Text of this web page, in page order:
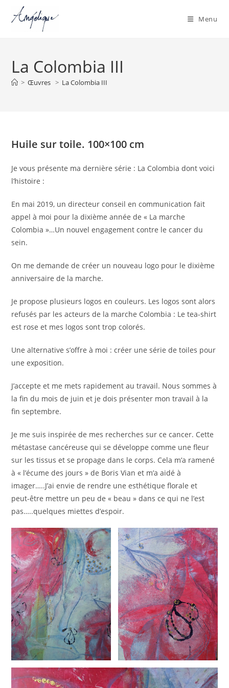
content
Menu
La Colombia III
> Œuvres > La Colombia III
Huile sur toile. 100×100 cm
Je vous présente ma dernière série : La Colombia dont voici
l’histoire :
En mai 2019, un directeur conseil en communication fait
appel à moi pour la dixième année de « La marche
Colombia »…Un nouvel engagement contre le cancer du
sein.
On me demande de créer un nouveau logo pour le dixième
anniversaire de la marche.
Je propose plusieurs logos en couleurs. Les logos sont alors
refusés par les acteurs de la marche Colombia : Le tea-shirt
est rose et mes logos sont trop colorés.
Une alternative s’offre à moi : créer une série de toiles pour
une exposition.
J’accepte et me mets rapidement au travail. Nous sommes à
la fin du mois de juin et je dois présenter mon travail à la
fin septembre.
Je me suis inspirée de mes recherches sur ce cancer. Cette
métastase cancéreuse qui se développe comme une fleur
sur les tissus et se propage dans le corps. Cela m’a ramené
à « l’écume des jours » de Boris Vian et m’a aidé à
imager…..J’ai envie de rendre une esthétique florale et
peut-être mettre un peu de « beau » dans ce qui ne l’est
pas…..quelques miettes d’espoir.